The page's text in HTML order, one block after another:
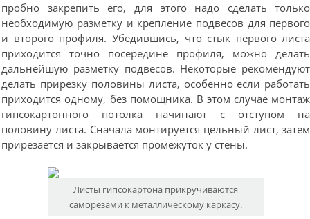
пробно закрепить его, для этого надо сделать только
необходимую разметку и крепление подвесов для первого
и второго профиля. Убедившись, что стык первого листа
приходится точно посередине профиля, можно делать
дальнейшую разметку подвесов. Некоторые рекомендуют
делать прирезку половины листа, особенно если работать
приходится одному, без помощника. В этом случае монтаж
гипсокартонного потолка начинают с отступом на
половину листа. Сначала монтируется цельный лист, затем
прирезается и закрывается промежуток у стены.
Листы гипсокартона прикручиваются
саморезами к металлическому каркасу.